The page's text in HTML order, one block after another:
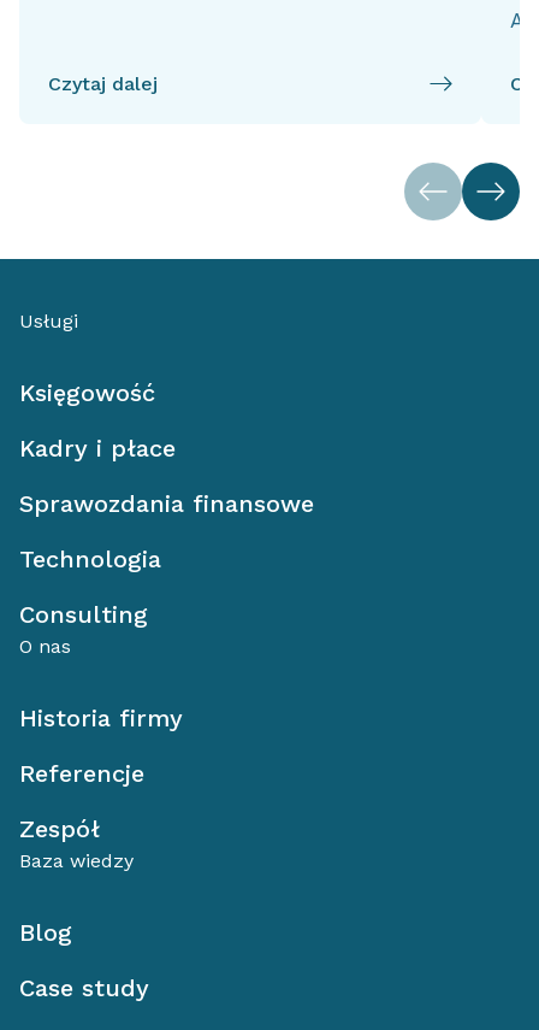
Czytaj dalej
Usługi
Księgowość
Kadry i płace
Sprawozdania finansowe
Technologia
Consulting
O nas
Historia firmy
Referencje
Zespół
Baza wiedzy
Blog
Case study